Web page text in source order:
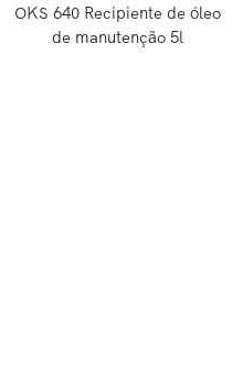
OKS 640 Recipiente de óleo
de manutenção 5l